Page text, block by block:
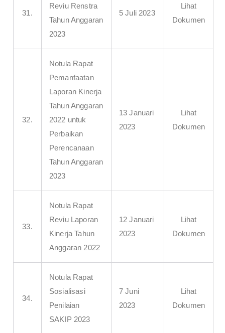
31.
Reviu Renstra
Tahun Anggaran
2023
5 Juli 2023
Lihat
Dokumen
32.
Notula Rapat
Pemanfaatan
Laporan Kinerja
Tahun Anggaran
2022 untuk
Perbaikan
Perencanaan
Tahun Anggaran
2023
13 Januari
2023
Lihat
Dokumen
33.
Notula Rapat
Reviu Laporan
Kinerja Tahun
Anggaran 2022
12 Januari
2023
Lihat
Dokumen
34.
Notula Rapat
Sosialisasi
Penilaian
SAKIP 2023
7 Juni
2023
Lihat
Dokumen